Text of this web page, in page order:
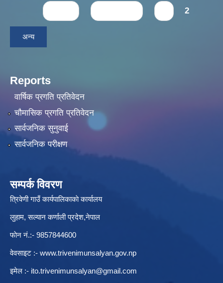
Pages 2
अन्य
Reports
वार्षिक प्रगति प्रतिवेदन
चौमासिक प्रगति प्रतिवेदन
सार्वजनिक सुनुवाई
सार्वजनिक परीक्षण
सम्पर्क विवरण
त्रिवेणी गाउँ कार्यपालिकाकाे कार्यालय
लुहाम, सल्यान कर्णाली प्रदेश,नेपाल
फाेन नं.:- 9857844600
वेवसाइट :- www.trivenimunsalyan.gov.np
इमेल :- ito.trivenimunsalyan@gmail.com